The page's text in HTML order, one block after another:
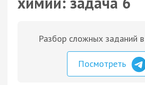
Разбор сложных заданий в
Посмотреть